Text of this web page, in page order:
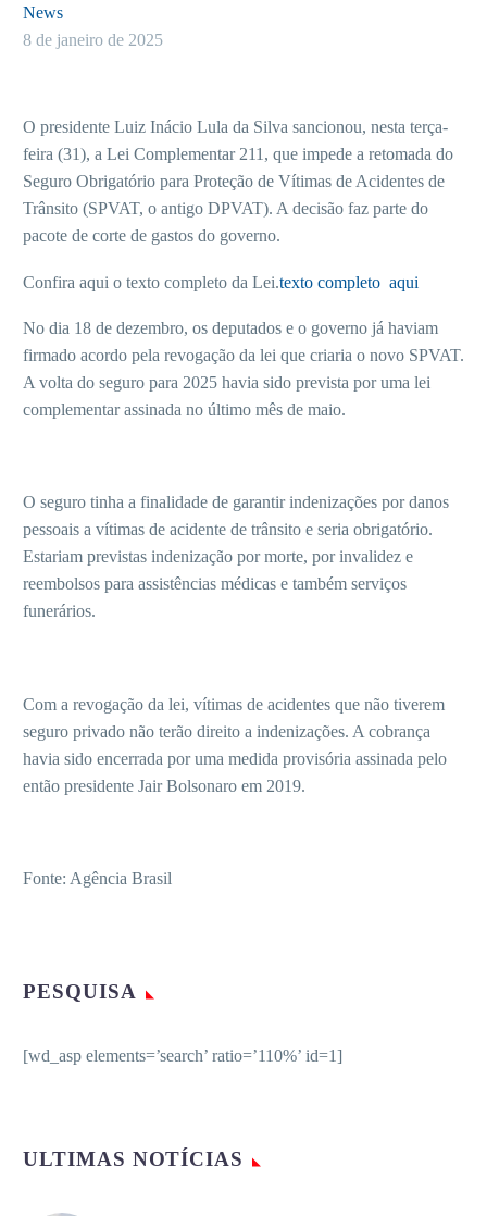
News
8 de janeiro de 2025
O presidente Luiz Inácio Lula da Silva sancionou, nesta terça-
feira (31), a Lei Complementar 211, que impede a retomada do
Seguro Obrigatório para Proteção de Vítimas de Acidentes de
Trânsito (SPVAT, o antigo DPVAT). A decisão faz parte do
pacote de corte de gastos do governo.
Confira aqui o texto completo da Lei.texto completo aqui
No dia 18 de dezembro, os deputados e o governo já haviam
firmado acordo pela revogação da lei que criaria o novo SPVAT.
A volta do seguro para 2025 havia sido prevista por uma lei
complementar assinada no último mês de maio.
O seguro tinha a finalidade de garantir indenizações por danos
pessoais a vítimas de acidente de trânsito e seria obrigatório.
Estariam previstas indenização por morte, por invalidez e
reembolsos para assistências médicas e também serviços
funerários.
Com a revogação da lei, vítimas de acidentes que não tiverem
seguro privado não terão direito a indenizações. A cobrança
havia sido encerrada por uma medida provisória assinada pelo
então presidente Jair Bolsonaro em 2019.
Fonte: Agência Brasil
PESQUISA
[wd_asp elements=’search’ ratio=’110%’ id=1]
ULTIMAS NOTÍCIAS